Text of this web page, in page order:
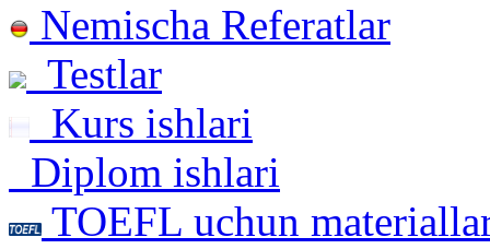
Nemischa Referatlar
Testlar
Kurs ishlari
Diplom ishlari
TOEFL uchun